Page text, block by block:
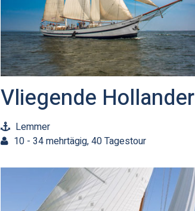
Vliegende Hollander
Lemmer
10 - 34 mehrtägig, 40 Tagestour